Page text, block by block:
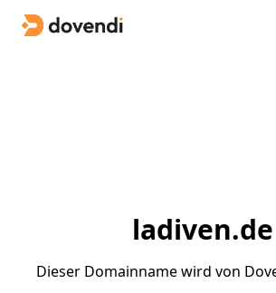
ladiven.de
Dieser Domainname wird von